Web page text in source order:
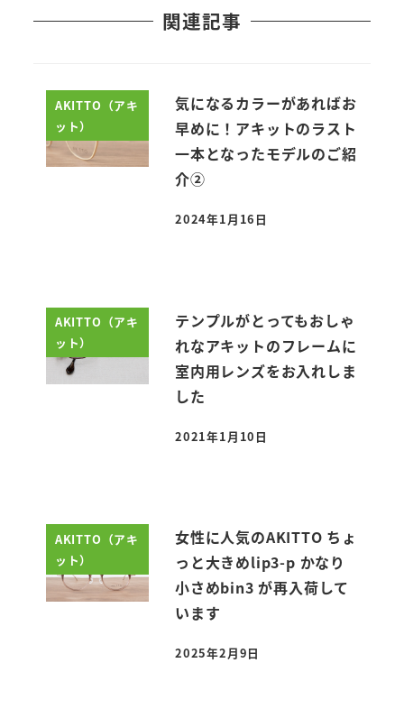
関連記事
AKITTO（アキ
ット）
気になるカラーがあればお
早めに！アキットのラスト
一本となったモデルのご紹
介②
投稿日
2024年1月16日
AKITTO（アキ
ット）
テンプルがとってもおしゃ
れなアキットのフレームに
室内用レンズをお入れしま
した
投稿日
2021年1月10日
AKITTO（アキ
ット）
女性に人気のAKITTO ちょ
っと大きめlip3-p かなり
小さめbin3 が再入荷して
います
投稿日
2025年2月9日